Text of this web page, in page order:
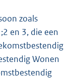
zoals
en 3, die een
Wonen